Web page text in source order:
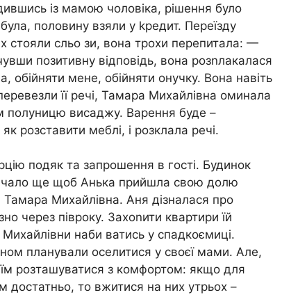
із мамою чоловіка, рішення було
половину взяли у kредит. Переїзду
стояли сльо зи, вона трохи перепитала: —
позитивну відповідь, вона розnлакалася
обійняти мене, обійняти онучку. Вона навіть
її речі, Тамара Михайлівна оминала
полуницю висаджу. Варення буде –
розставити меблі, і розклала речі.
подяк та запрошення в гості. Будинок
ще щоб Анька прийшла свою долю
Михайлівна. Аня дізналася про
через півроку. Захоnити квартири їй
наби ватись у спадкоємиці.
планували оселитися у своєї мами. Але,
розташуватися з комфортом: якщо для
достатньо, то вжитися на них утрьох –